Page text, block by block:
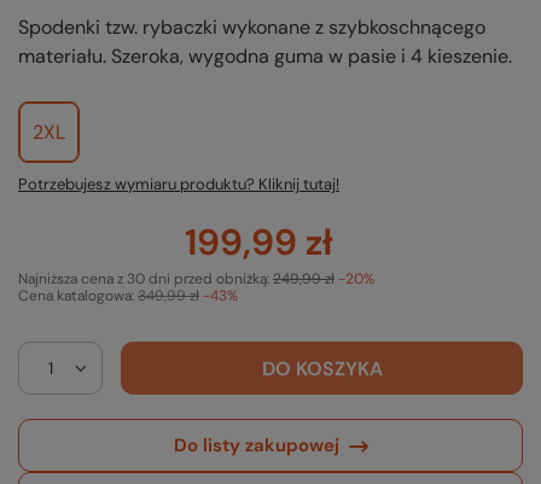
Spodenki tzw. rybaczki wykonane z szybkoschnącego
materiału. Szeroka, wygodna guma w pasie i 4 kieszenie.
2XL
Potrzebujesz wymiaru produktu? Kliknij tutaj!
199,99 zł
Cena katalogowa:349,99 zł -43%
Najniższa cena z 30 dni przed obniżką:249,99 zł -20%
DO KOSZYKA
Do listy zakupowej